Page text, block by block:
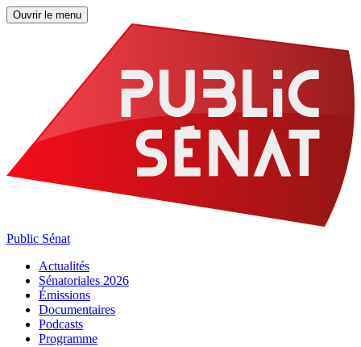
Ouvrir le menu
Public Sénat
Actualités
Sénatoriales 2026
Émissions
Documentaires
Podcasts
Programme